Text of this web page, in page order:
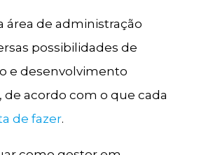
área de administração
possibilidades de
e desenvolvimento
de acordo com o que cada
de fazer.